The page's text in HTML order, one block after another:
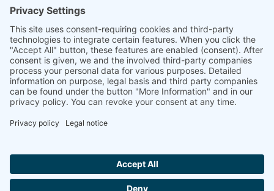
Plot 65, 2nd Floor, Sai Enclave,
+91-11-42883851
sales@linseis.in
Hallo ich bin LINAI! Wie kann ich dir